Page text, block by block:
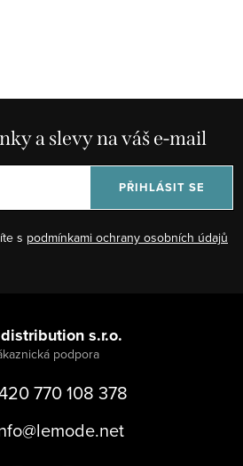
a slevy na váš e-mail
s podmínkami ochrany osobních údajů
PŘIHLÁSIT SE
s.r.o.
770 108 378
@lemode.net